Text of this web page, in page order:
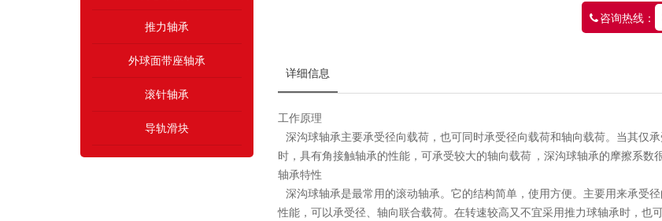
推力轴承
外球面带座轴承
滚针轴承
导轨滑块
咨询热线：
详细信息
工作原理
深沟球轴承主要承受径向载荷，也可同时承受径向载荷和轴向载荷。当其仅
时，具有角接触轴承的性能，可承受较大的轴向载荷 ，深沟球轴承的摩擦系数
轴承特性
深沟球轴承是最常用的滚动轴承。它的结构简单，使用方便。主要用来承受
性能，可以承受径、轴向联合载荷。在转速较高又不宜采用推力球轴承时，也